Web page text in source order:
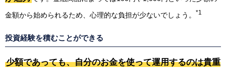
金額から始められるため、心理的な負担が少ないでしょう。 *1
投資経験を積むことができる
少額であっても、自分のお金を使って運用するのは貴重